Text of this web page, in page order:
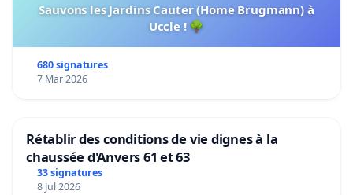
Sauvons les Jardins Cauter (Home Brugmann) à
Uccle ! 🌳
680 signatures
7 Mar 2026
Rétablir des conditions de vie dignes à la
chaussée d'Anvers 61 et 63
33 signatures
8 Jul 2026